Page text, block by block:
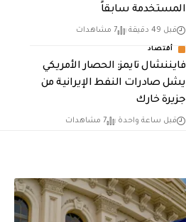
المستخدمة سابقاً
قبل 49 دقيقة 7 مشاهدات
أقتصاد
فايننشال تايمز: الحصار الأمريكي
يشل صادرات النفط الإيرانية من
جزيرة خارك
قبل ساعة واحدة 7 مشاهدات